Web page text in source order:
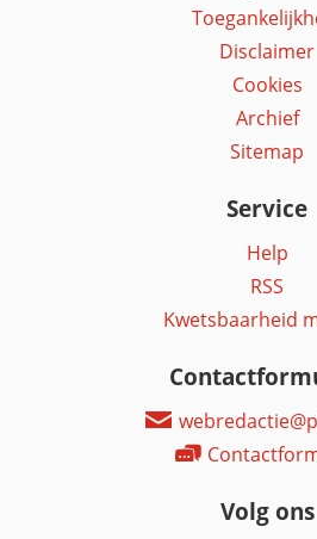
Disclaimer
Cookies
Archief
Sitemap
Service
Help
RSS
Kwetsbaarheid
Volg ons